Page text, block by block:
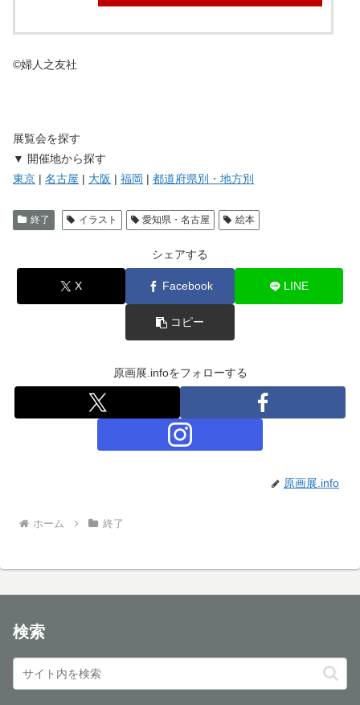
©婦人之友社
展覧会を探す
▼ 開催地から探す
東京 | 名古屋 | 大阪 | 福岡 | 都道府県別・地方別
終了 イラスト 愛知県・名古屋 絵本
シェアする
X Facebook LINE
コピー
原画展.infoをフォローする
原画展.info
ホーム 終了
検索